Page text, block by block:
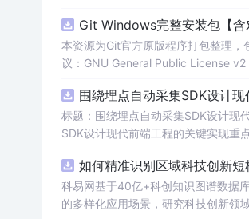
Git Windows完整安装包【含
本资源为Git官方原版程序打包整理，
议：GNU General Public License v2
用于版本控制。 使用场景：本地Git
围绕埋点自动采集SDK设计现
标题：围绕埋点自动采集SDK设计现
SDK设计现代前端工程的关键实现重点。 https://m.qzgqxd.com/news/zuqiu/11900.html https://m.uniintell.com/index
如何精准识别区域科技创新
科易网基于40亿+科创知识图谱数据
的多样化应用场景，研究科技创新领